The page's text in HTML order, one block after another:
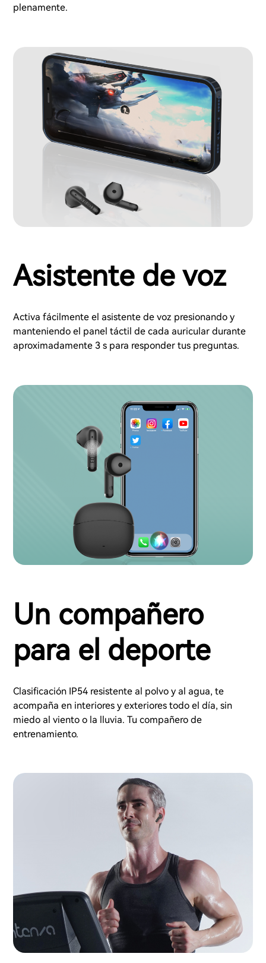
plenamente.
Asistente de voz
Activa fácilmente el asistente de voz presionando y
manteniendo el panel táctil de cada auricular durante
aproximadamente 3 s para responder tus preguntas.
Un compañero
para el deporte
Clasificación IP54 resistente al polvo y al agua, te
acompaña en interiores y exteriores todo el día, sin
miedo al viento o la lluvia. Tu compañero de
entrenamiento.